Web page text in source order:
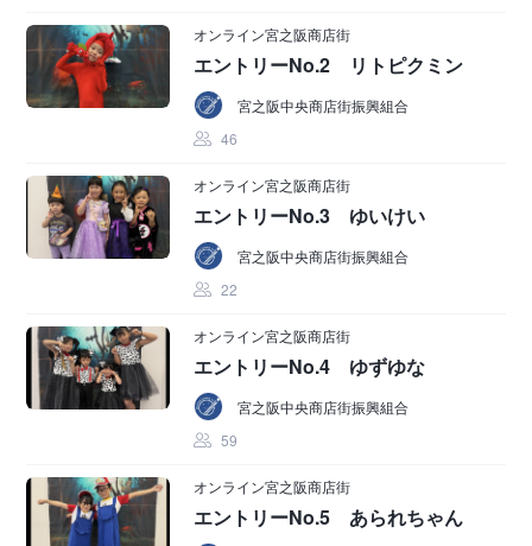
オンライン宮之阪商店街
エントリーNo.2 リトピクミン
宮之阪中央商店街振興組合
46
オンライン宮之阪商店街
エントリーNo.3 ゆいけい
宮之阪中央商店街振興組合
22
オンライン宮之阪商店街
エントリーNo.4 ゆずゆな
宮之阪中央商店街振興組合
59
オンライン宮之阪商店街
エントリーNo.5 あられちゃん